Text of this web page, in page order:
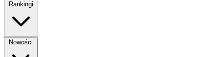
Rankingi
Nowości